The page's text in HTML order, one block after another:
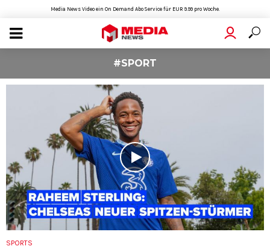
Media News Video ein On Demand Abo Service für EUR 9.99 pro Woche.
#SPORT
SPORTS